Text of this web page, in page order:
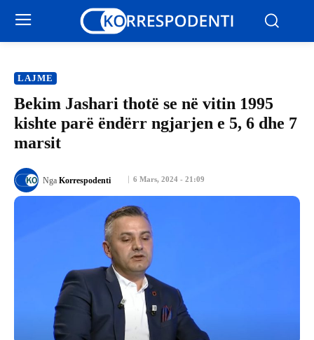
LAJME
Bekim Jashari thotë se në vitin 1995
kishte parë ëndërr ngjarjen e 5, 6 dhe 7
marsit
6 Mars, 2024 - 21:09
Nga Korrespodenti